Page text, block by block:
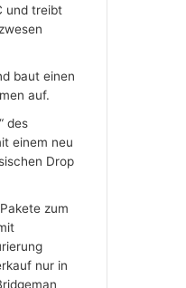
und treibt
baut einen
auf.
des
einem neu
Drop
zum
nur in